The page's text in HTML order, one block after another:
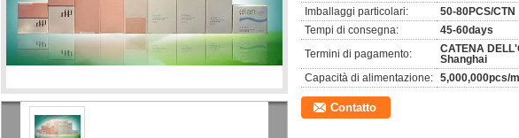
Imballaggi particolari:
50-80PCS/CTN
Tempi di consegna:
45-60days
Termini di pagamento:
CATENA
Shanghai
Capacità di alimentazione: 5,000,000pcs/
Contatto